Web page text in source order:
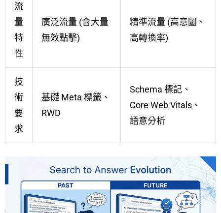
流
量
特
性
廣泛流量 (含大量
無效點擊)
精準流量 (高意圖、
高轉換率)
技
術
要
求
基礎 Meta 標籤、
RWD
Schema 標記、
Core Web Vitals、
語意分析